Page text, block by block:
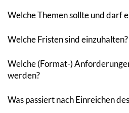
Welche Themen sollte und darf
Welche Fristen sind einzuhalten?
Welche (Format-)
werden?
Was passiert nach Einreichen